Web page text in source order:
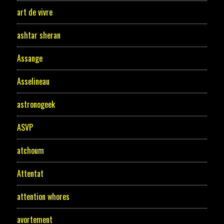
art de vivre
ashtar sheran
Assange
Asselineau
astronogeek
ASVP
atchoum
Attentat
attention whores
avortement